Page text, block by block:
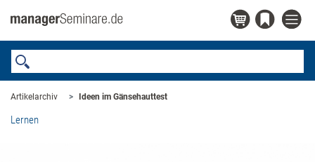
Artikelarchiv Ideen im ­Gänsehauttest
Lernen